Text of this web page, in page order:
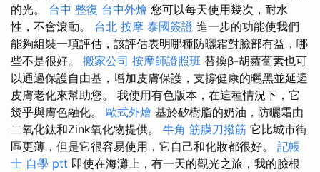
的光。 台中 整復 台中外燴 您可以每天使用幾次，耐水
性，不會滾動。 台北 按摩 泰國簽證 進一步的功能使我們
能夠組裝一項評估，該評估表明哪種防曬霜對臉部有益，哪
些不是很好。 搬家公司 按摩師證照班 替換β-胡蘿蔔素也可
以通過保護自由基，增加皮膚保護，支撐健康的曬黑並延遲
皮膚老化來幫助您。 我使用有色版本，在這種情況下，它
幾乎與膚色融化。 歐式外燴 基於矽樹脂的奶油，防曬霜由
二氧化鈦和Zink氧化物提供。 牛角 筋膜刀撥筋 它比城市街
區更薄，但是它很容易使用，它自己和化妝都很好。 記帳
士 自學 ptt 即使在海灘上，有一天的觀光之旅，我的臉根